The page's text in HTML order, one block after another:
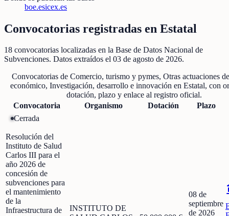
boe.esicex.es
Convocatorias registradas en Estatal
18 convocatorias localizadas en la Base de Datos Nacional de
Subvenciones. Datos extraídos el 03 de agosto de 2026.
Convocatorias de Comercio, turismo y pymes, Otras actuaciones
económico, Investigación, desarrollo e innovaciónen Estatal, con
dotación, plazo y enlace al registro oficial.
Convocatoria
Organismo Dotación
Plazo
Cerrada
Resolución del
Instituto de Salud
Carlos III para el
año 2026 de
concesión de
subvenciones para
el mantenimiento
de la
Infraestructura de
INSTITUTO DE
08 de
septiembre
de 2026